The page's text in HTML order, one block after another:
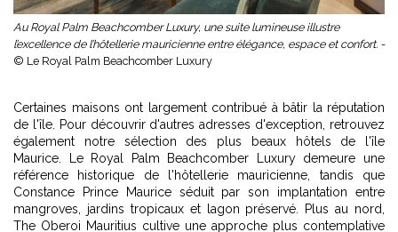
Au Royal Palm Beachcomber Luxury, une suite lumineuse illustre
l’excellence de l’hôtellerie mauricienne entre élégance, espace et confort. -
© Le Royal Palm Beachcomber Luxury
Certaines maisons ont largement contribué à bâtir la réputation
de l'île. Pour découvrir d'autres adresses d'exception, retrouvez
également notre sélection des plus beaux hôtels de l'île
Maurice . Le Royal Palm Beachcomber Luxury demeure une
référence historique de l'hôtellerie mauricienne, tandis que
Constance Prince Maurice séduit par son implantation entre
mangroves, jardins tropicaux et lagon préservé. Plus au nord,
The Oberoi Mauritius cultive une approche plus contemplative